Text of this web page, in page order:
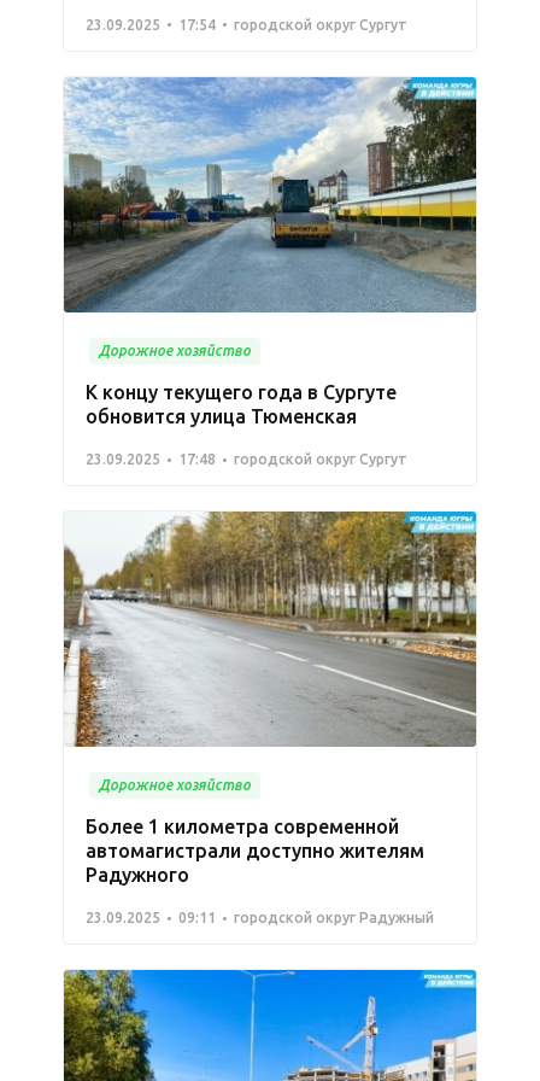
23.09.2025 17:54 городской округ Сургут
Дорожное хозяйство
К концу текущего года в Сургуте
обновится улица Тюменская
23.09.2025 17:48 городской округ Сургут
Дорожное хозяйство
Более 1 километра современной
автомагистрали доступно жителям
Радужного
23.09.2025 09:11 городской округ Радужный